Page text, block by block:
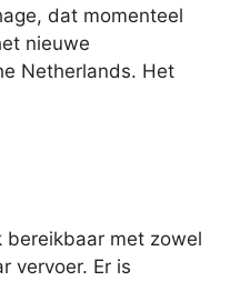
dat momenteel
nieuwe
Netherlands. Het
bereikbaar met zowel
vervoer. Er is